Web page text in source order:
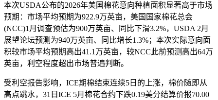
本次USDA公布的2026年美国棉花意向种植面积显著高于市场
预期：市场平均预期为922.9万英亩，美国国家棉花总会
(NCC)1月调查预估为900万英亩、同比下滑3.2%，USDA 2月
展望论坛预测为940万英亩、同比增长1.3%；本次实际意向面
积较市场平均预期高出41.1万英亩，较NCC此前预测高出64万
英亩，利空程度超出市场普遍判断。
受利空报告影响，ICE期棉结束连续5日的上涨，棉价随即从
高点跳水，31日ICE 5月棉花合约下跌0.19美分结算价报70.00